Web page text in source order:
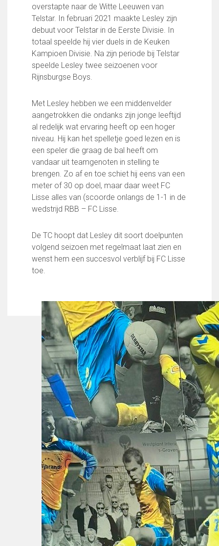
Programma
Onze opleiding
Jeugdopleiding FC Lisse
Profiel Jeugdtrainers
Opleidingsteams
Keepersopleiding
Partnerclub van Ajax
Zakelijk
LED-boarding NIEUW!
Sponsoren
Business Club 2.0
Heeren van Ter Specke
Maatschappelijke bijdrage
Support Casper
Dagbesteding ’s Heeren Loo
De gezonde sportkantine
Onze vrijwilligers en ereleden
Vertrouwenspersonen
Financieel contactpersoon
Wie doet wat
Ruimte reserveren/huren
VOLG ONS OP:
overstapte naar de Witte Leeuwen van
Telstar. In februari 2021 maakte Lesley zijn
debuut voor Telstar in de Eerste Divisie. In
totaal speelde hij vier duels in de Keuken
Kampioen Divisie. Na zijn periode bij Telstar
speelde Lesley twee seizoenen voor
Rijnsburgse Boys.
Met Lesley hebben we een middenvelder
aangetrokken die ondanks zijn jonge leeftijd
al redelijk wat ervaring heeft op een hoger
niveau. Hij kan het spelletje goed lezen en is
een speler die graag de bal heeft om
vandaar uit teamgenoten in stelling te
brengen. Zo af en toe schiet hij eens van een
meter of 30 op doel, maar daar weet FC
Lisse alles van (scoorde onlangs de 1-1 in de
wedstrijd RBB – FC Lisse.
De TC hoopt dat Lesley dit soort doelpunten
volgend seizoen met regelmaat laat zien en
wenst hem een succesvol verblijf bij FC Lisse
toe.